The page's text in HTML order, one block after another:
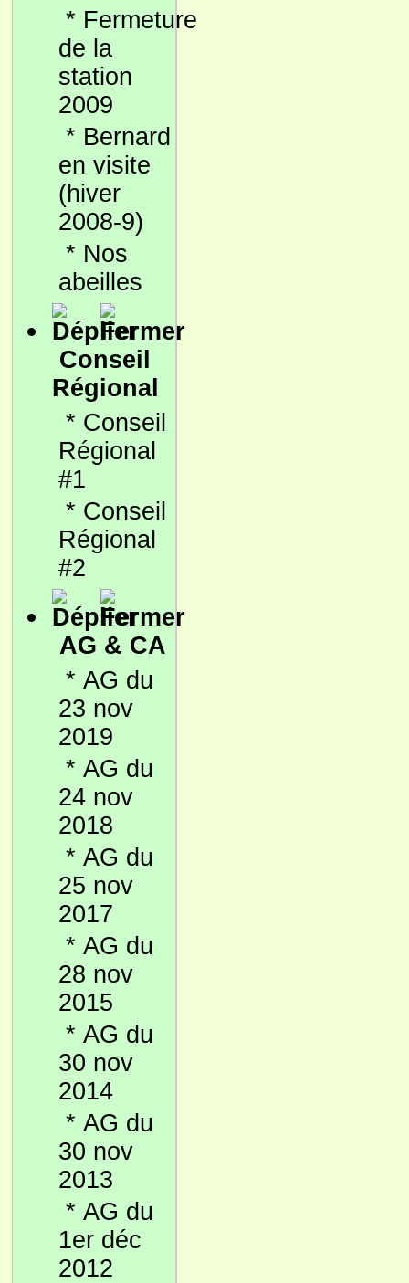
* Fermeture
de la
station
2009
* Bernard
en visite
(hiver
2008-9)
* Nos
abeilles
Conseil
Régional
* Conseil
Régional
#1
* Conseil
Régional
#2
AG & CA
* AG du
23 nov
2019
* AG du
24 nov
2018
* AG du
25 nov
2017
* AG du
28 nov
2015
* AG du
30 nov
2014
* AG du
30 nov
2013
* AG du
1er déc
2012